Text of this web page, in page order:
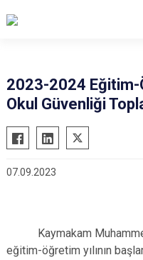
Adaklı
Genç
Kiğı
Yedisu
2023-2024 Eğitim-
Okul Güvenliği
07.09.2023
Kaymakam Muhammet
eğitim-öğretim yılının